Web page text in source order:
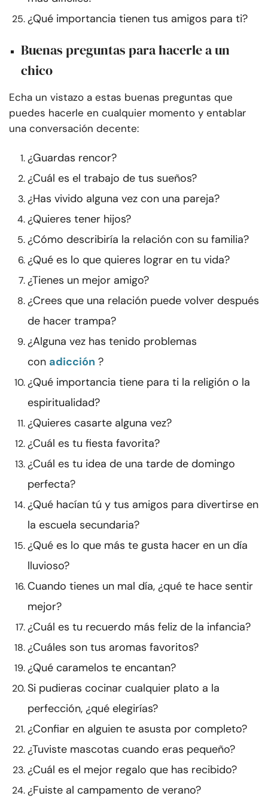
¿Qué importancia tienen tus amigos para ti?
Buenas preguntas para hacerle a un
chico
Echa un vistazo a estas buenas preguntas que
puedes hacerle en cualquier momento y entablar
una conversación decente:
¿Guardas rencor?
¿Cuál es el trabajo de tus sueños?
¿Has vivido alguna vez con una pareja?
¿Quieres tener hijos?
¿Cómo describiría la relación con su familia?
¿Qué es lo que quieres lograr en tu vida?
¿Tienes un mejor amigo?
¿Crees que una relación puede volver después
de hacer trampa?
¿Alguna vez has tenido problemas
con adicción ?
¿Qué importancia tiene para ti la religión o la
espiritualidad?
¿Quieres casarte alguna vez?
¿Cuál es tu fiesta favorita?
¿Cuál es tu idea de una tarde de domingo
perfecta?
¿Qué hacían tú y tus amigos para divertirse en
la escuela secundaria?
¿Qué es lo que más te gusta hacer en un día
lluvioso?
Cuando tienes un mal día, ¿qué te hace sentir
mejor?
¿Cuál es tu recuerdo más feliz de la infancia?
¿Cuáles son tus aromas favoritos?
¿Qué caramelos te encantan?
Si pudieras cocinar cualquier plato a la
perfección, ¿qué elegirías?
¿Confiar en alguien te asusta por completo?
¿Tuviste mascotas cuando eras pequeño?
¿Cuál es el mejor regalo que has recibido?
¿Fuiste al campamento de verano?